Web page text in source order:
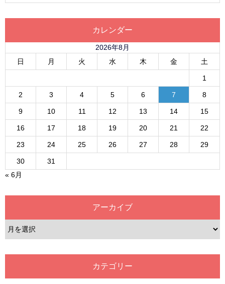
カレンダー
2026年8月
日
月 火 水 木 金 土
1
2 3 4 5 6 7 8
9 10 11 12 13 14 15
16 17 18 19 20 21 22
23 24 25 26 27 28 29
30
31
« 6月
アーカイブ
カテゴリー